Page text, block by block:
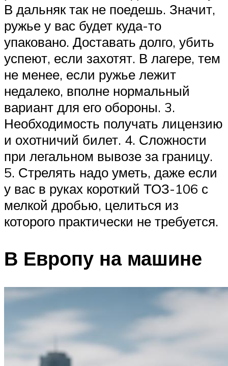
В дальняк так не поедешь. Значит,
ружье у вас будет куда-то
упаковано. Доставать долго, убить
успеют, если захотят. В лагере, тем
не менее, если ружье лежит
недалеко, вполне нормальный
вариант для его обороны. 3.
Необходимость получать лицензию
и охотничий билет. 4. Сложности
при легальном вывозе за границу.
5. Стрелять надо уметь, даже если
у вас в руках короткий ТОЗ-106 с
мелкой дробью, целиться из
которого практически не требуется.
В Европу на машине